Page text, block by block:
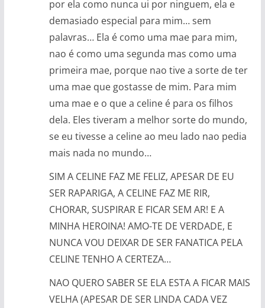
por ela como nunca ui por ninguem, ela e
demasiado especial para mim… sem
palavras… Ela é como uma mae para mim,
nao é como uma segunda mas como uma
primeira mae, porque nao tive a sorte de ter
uma mae que gostasse de mim. Para mim
uma mae e o que a celine é para os filhos
dela. Eles tiveram a melhor sorte do mundo,
se eu tivesse a celine ao meu lado nao pedia
mais nada no mundo…
SIM A CELINE FAZ ME FELIZ, APESAR DE EU
SER RAPARIGA, A CELINE FAZ ME RIR,
CHORAR, SUSPIRAR E FICAR SEM AR! E A
MINHA HEROINA! AMO-TE DE VERDADE, E
NUNCA VOU DEIXAR DE SER FANATICA PELA
CELINE TENHO A CERTEZA…
NAO QUERO SABER SE ELA ESTA A FICAR MAIS
VELHA (APESAR DE SER LINDA CADA VEZ